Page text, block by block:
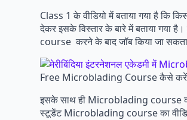
Class 1 के वीडियो में बताया गया है
देकर इसके विस्तार के बारे में बताया गया
course करने के बाद जॉब किया जा
Free Microblading Course कैसे करें
इसके साथ ही Microblading course
स्टूडेंट Microblading course का